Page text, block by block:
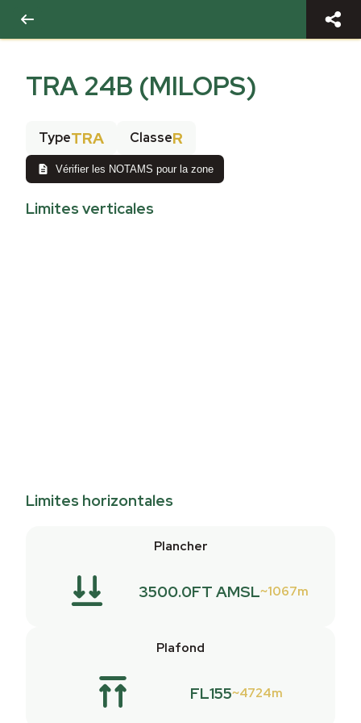
TRA 24B (MILOPS)
TypeTRA ClasseR
Vérifier les NOTAMS pour la zone
Limites verticales
Limites horizontales
Plancher
3500.0FT AMSL 1067m
Plafond
FL155 4724m